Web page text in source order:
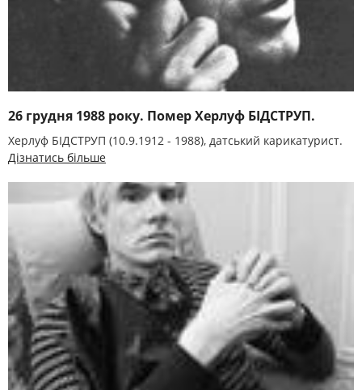
26 грудня 1988 року. Помер Херлуф БІДСТРУП.
Херлуф БІДСТРУП (10.9.1912 - 1988), датський карикатурист.
Дізнатись більше